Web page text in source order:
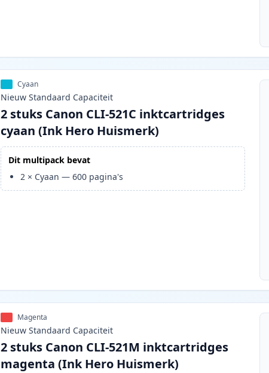
Cyaan
Nieuw Standaard Capaciteit
2 stuks Canon CLI-521C inktcartridges
cyaan (Ink Hero Huismerk)
Dit multipack bevat
2 × Cyaan —600 pagina's
Magenta
Nieuw Standaard Capaciteit
2 stuks Canon CLI-521M inktcartridges
magenta (Ink Hero Huismerk)